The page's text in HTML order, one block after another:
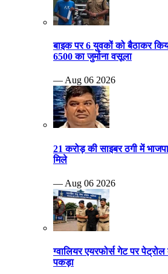
बाइक पर 6 युवकों को बैठाकर
6500 का जुर्माना वसूला
— Aug 06 2026
21 करोड़ की साइबर ठगी में
मिले
— Aug 06 2026
ग्वालियर एयरफोर्स गेट पर
पकड़ा